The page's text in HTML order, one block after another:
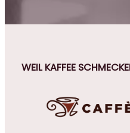
WEIL KAFFEE